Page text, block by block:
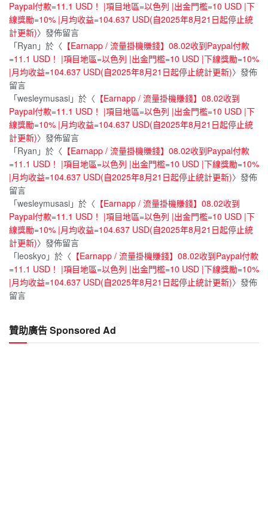
Paypal付款=11.1 USD！ |項目地區=以色列 |出金門檻=10 USD |下
線獎勵=10% |月均收益=104.637 USD(自2025年8月21日起停止統
計更新)〉發佈留言
「Ryan 」於〈 【Earnapp / 流量掛機賺錢】08.02收到Paypal付款
=11.1 USD！ |項目地區=以色列 |出金門檻=10 USD |下線獎勵=10%
|月均收益=104.637 USD(自2025年8月21日起停止統計更新)〉發佈
留言
「wesleymusasi」於〈 【Earnapp / 流量掛機賺錢】08.02收到
Paypal付款=11.1 USD！ |項目地區=以色列 |出金門檻=10 USD |下
線獎勵=10% |月均收益=104.637 USD(自2025年8月21日起停止統
計更新)〉發佈留言
「Ryan 」於〈 【Earnapp / 流量掛機賺錢】08.02收到Paypal付款
=11.1 USD！ |項目地區=以色列 |出金門檻=10 USD |下線獎勵=10%
|月均收益=104.637 USD(自2025年8月21日起停止統計更新)〉發佈
留言
「wesleymusasi」於〈 【Earnapp / 流量掛機賺錢】08.02收到
Paypal付款=11.1 USD！ |項目地區=以色列 |出金門檻=10 USD |下
線獎勵=10% |月均收益=104.637 USD(自2025年8月21日起停止統
計更新)〉發佈留言
「leoskyo 」於〈 【Earnapp / 流量掛機賺錢】08.02收到Paypal付款
=11.1 USD！ |項目地區=以色列 |出金門檻=10 USD |下線獎勵=10%
|月均收益=104.637 USD(自2025年8月21日起停止統計更新)〉發佈
留言
贊助廣告 Sponsored Ad